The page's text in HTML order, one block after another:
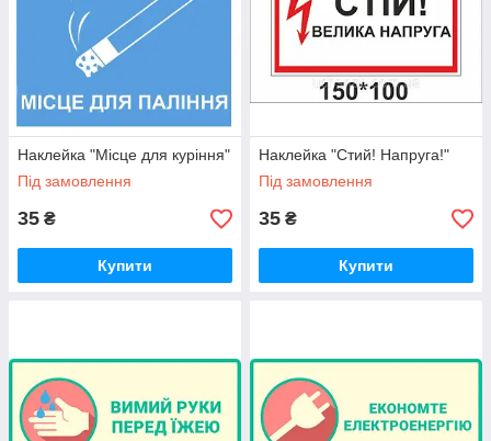
Наклейка "Місце для куріння"
Під замовлення
35 ₴
Купити
Наклейка "Стий! Напруга!"
Під замовлення
35 ₴
Купити